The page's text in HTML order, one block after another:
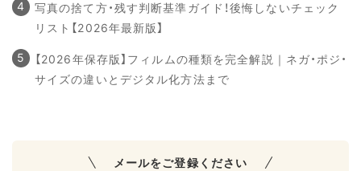
写真の捨て方・残す判断基準ガイド！後悔しないチェック
リスト【2026年最新版】
【2026年保存版】フィルムの種類を完全解説｜ネガ・ポジ・
サイズの違いとデジタル化方法まで
メールをご登録ください